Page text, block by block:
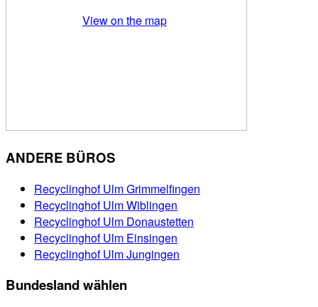
View on the map
ANDERE BÜROS
Recyclinghof Ulm Grimmelfingen
Recyclinghof Ulm Wiblingen
Recyclinghof Ulm Donaustetten
Recyclinghof Ulm Einsingen
Recyclinghof Ulm Jungingen
Bundesland wählen